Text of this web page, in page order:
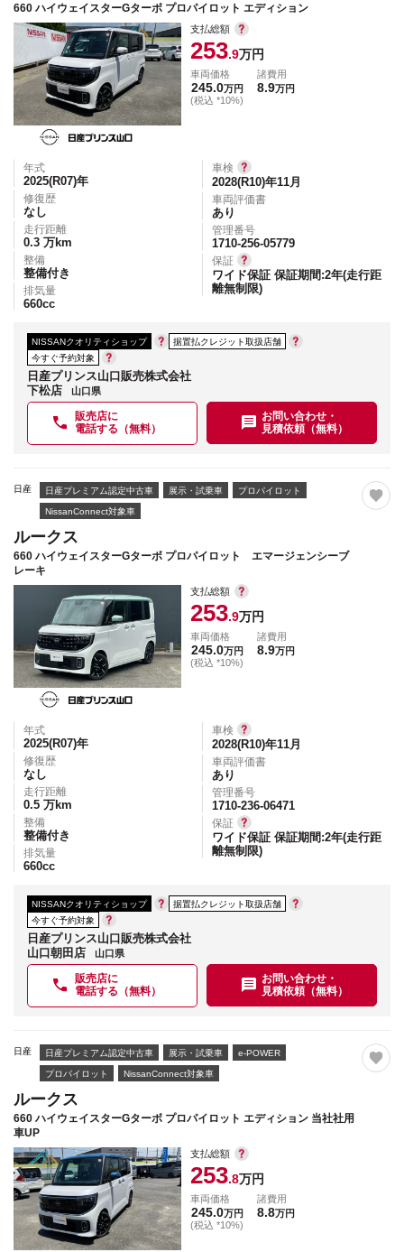
660 ハイウェイスターGターボ プロパイロット エディション
支払総額
253.9万円
車両価格
245.0万円
(税込 *10%)
諸費用
8.9万円
年式
2025(R07)年
修復歴
なし
走行距離
0.3 万km
整備
整備付き
排気量
660cc
車検
2028(R10)年11月
車両評価書
あり
管理番号
1710-256-05779
保証
ワイド保証 保証期間:2年(走行距
離無制限)
NISSANクオリティショップ
据置払クレジット取扱店舗
今すぐ予約対象
日産プリンス山口販売株式会社
下松店
山口県
販売店に
電話する（無料）
お問い合わせ・
見積依頼（無料）
日産 日産プレミアム認定中古車 展示・試乗車 プロパイロット
NissanConnect対象車
ルークス
660 ハイウェイスターGターボ プロパイロット エマージェンシーブ
レーキ
支払総額
253.9万円
車両価格
245.0万円
(税込 *10%)
諸費用
8.9万円
年式
2025(R07)年
修復歴
なし
走行距離
0.5 万km
整備
整備付き
排気量
660cc
車検
2028(R10)年11月
車両評価書
あり
管理番号
1710-236-06471
保証
ワイド保証 保証期間:2年(走行距
離無制限)
NISSANクオリティショップ
据置払クレジット取扱店舗
今すぐ予約対象
日産プリンス山口販売株式会社
山口朝田店
山口県
販売店に
電話する（無料）
お問い合わせ・
見積依頼（無料）
日産 日産プレミアム認定中古車 展示・試乗車 e-POWER
プロパイロット NissanConnect対象車
ルークス
660 ハイウェイスターGターボ プロパイロット エディション 当社社用
車UP
支払総額
253.8万円
車両価格
245.0万円
(税込 *10%)
諸費用
8.8万円